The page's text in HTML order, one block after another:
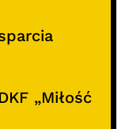
„Miłość